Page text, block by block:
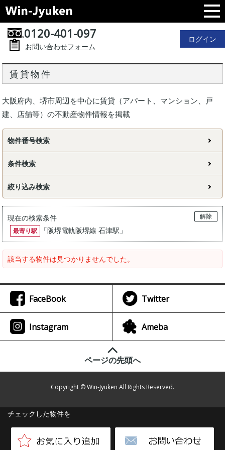
0120-401-097
お問い合わせフォーム
ログイン
賃貸物件
大阪府内、堺市周辺を中心に賃貸（アパート、マンション、戸
建、店舗等）の不動産物件情報を掲載
物件番号検索
条件検索
絞り込み検索
現在の検索条件
解除
最寄り駅
「阪堺電軌阪堺線 石津駅 」
該当する物件は見つかりませんでした。
チェックした物件を
FaceBook Twitter
Instagram Ameba
ページの先頭へ
Copyright © Win-Jyuken All Rights Reserved.